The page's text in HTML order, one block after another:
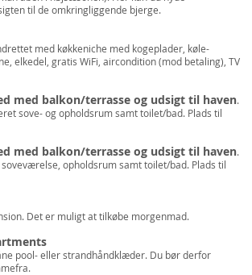
til de omkringliggende bjerge.
med køkkeniche med kogeplader, køle-
elkedel, gratis WiFi, aircondition (mod betaling), TV
med balkon/terrasse og udsigt til haven.
sove- og opholdsrum samt toilet/bad. Plads til
med balkon/terrasse og udsigt til haven.
opholdsrum samt toilet/bad. Plads til
Det er muligt at tilkøbe morgenmad.
pool- eller strandhåndklæder. Du bør derfor